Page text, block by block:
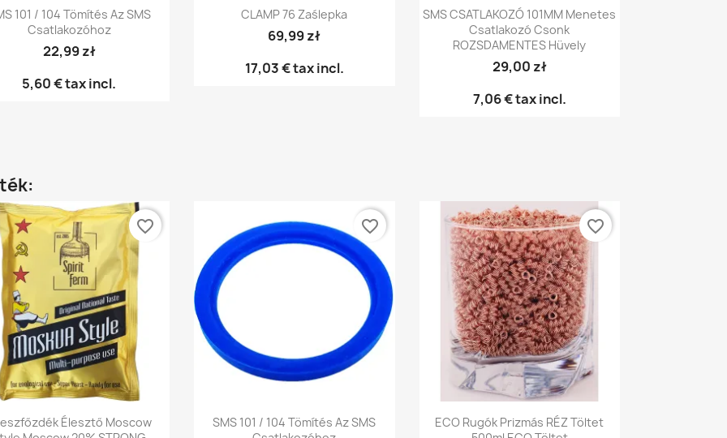
Előnézet
101 / 104 Tömítés Az SMS
Csatlakozóhoz
22,99 zł
5,60 €tax incl.
Előnézet
CLAMP 76 Zaślepka
69,99 zł
17,03 €tax incl.
Előnézet
SMS CSATLAKOZÓ 101MM Menetes
Csatlakozó Csonk
ROZSDAMENTES Hüvely
29,00 zł
7,06 €tax incl.
Előnézet
Élesztő Moscow
favorite_border
Előnézet
SMS 101 / 104 Tömítés Az SMS
favorite_border
Előnézet
ECO Rugók Prizmás RÉZ Töltet
favorite_border